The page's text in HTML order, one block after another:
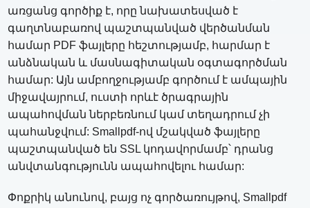
առցանց գործիք է, որը նախատեսված է
գաղտնաբառով պաշտպանված վերծանման
համար PDF ֆայլերը հեշտությամբ, հարմար է
անձնական և մասնագիտական ​​օգտագործման
համար: Այն ամբողջությամբ գործում է ամպային
միջավայրում, ուստի որևէ ծրագրային
ապահովման ներբեռնում կամ տեղադրում չի
պահանջվում: Smallpdf-ով մշակված ֆայլերը
պաշտպանված են SSL կոդավորմամբ՝ դրանց
անվտանգությունն ապահովելու համար:
Փոքրիկ անունով, բայց ոչ գործառույթով, Smallpdf